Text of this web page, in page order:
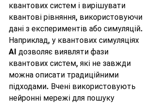
квантових систем і вирішувати
квантові рівняння, використовуючи
дані з експериментів або симуляцій.
Наприклад, у квантових симуляціях
AI дозволяє виявляти фази
квантових систем, які не завжди
можна описати традиційними
підходами. Вчені використовують
нейронні мережі для пошуку